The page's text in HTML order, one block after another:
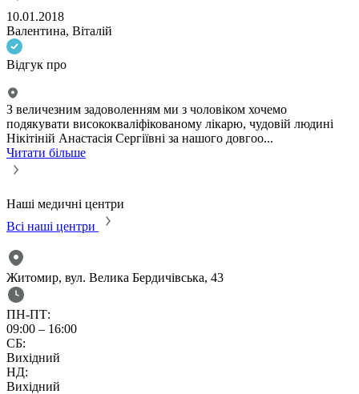
10.01.2018
Валентина, Віталій
Відгук про
З величезним задоволенням ми з чоловіком хочемо
подякувати висококваліфікованому лікарю, чудовій людині
Нікітіній Анастасія Сергіївні за нашого довгоо...
Читати більше
Наші медичні центри
Всі наші центри
Житомир, вул. Велика Бердичівська, 43
ПН-ПТ:
09:00 – 16:00
СБ:
Вихідний
НД:
Вихідний